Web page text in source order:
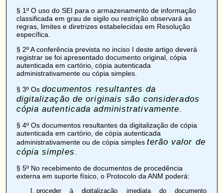
§ 1º O uso do SEI para o armazenamento de informação
classificada em grau de sigilo ou restrição observará as
regras, limites e diretrizes estabelecidas em Resolução
específica.
§ 2º A conferência prevista no inciso I deste artigo deverá
registrar se foi apresentado documento original, cópia
autenticada em cartório, cópia autenticada
administrativamente ou cópia simples.
§ 3º Os documentos resultantes da
digitalização de originais são considerados
cópia autenticada administrativamente
§ 4º Os documentos resultantes da digitalização de cópia
autenticada em cartório, de cópia autenticada
administrativamente ou de cópia simples terão valor de
cópia simples
§ 5º No recebimento de documentos de procedência
externa em suporte físico, o Protocolo da ANM poderá:
proceder à digitalização imediata do documento